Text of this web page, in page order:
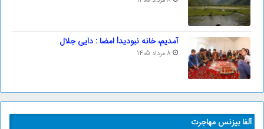
آمدیم، خانه نبودید! امضا : دایی جلال
8 مرداد 1405
آلفا بیزنس مهاجرت